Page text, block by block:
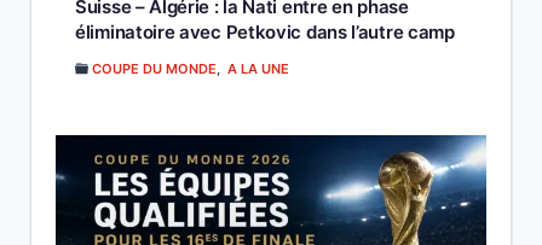
Suisse – Algérie : la Nati entre en phase
éliminatoire avec Petkovic dans l’autre camp
COUPE DU MONDE, A LA UNE